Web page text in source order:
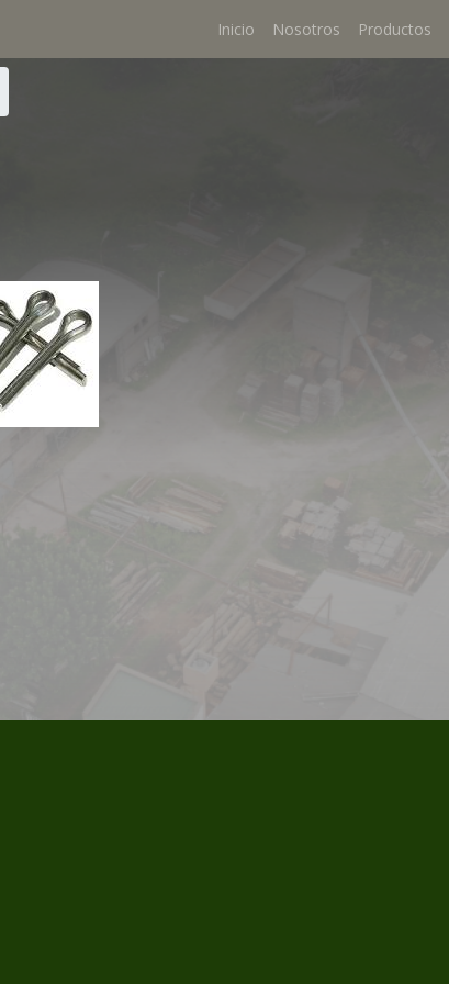
Inicio Nosotros Productos